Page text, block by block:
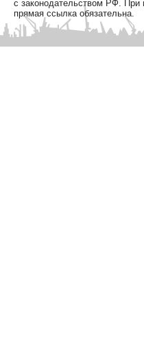
с законодательством РФ. При
прямая ссылка обязательна.